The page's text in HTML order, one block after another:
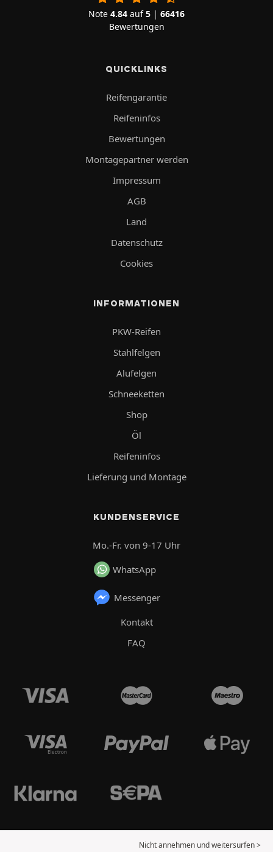
Note 4.84 auf5 | 66416
Bewertungen
QUICKLINKS
Reifengarantie
Reifeninfos
Bewertungen
Montagepartner werden
Impressum
AGB
Land
Datenschutz
Cookies
INFORMATIONEN
PKW-Reifen
Stahlfelgen
Alufelgen
Schneeketten
Shop
Öl
Reifeninfos
Lieferung und Montage
KUNDENSERVICE
Mo.-Fr. von 9-17 Uhr
WhatsApp
Messenger
Kontakt
FAQ
Nicht annehmen und weitersurfen >